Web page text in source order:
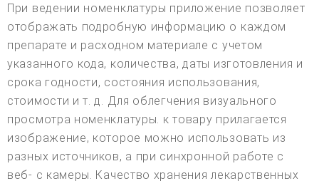
При ведении номенклатуры приложение позволяет
отображать подробную информацию о каждом
препарате и расходном материале с учетом
указанного кода, количества, даты изготовления и
срока годности, состояния использования,
стоимости и т. д. Для облегчения визуального
просмотра номенклатуры. к товару прилагается
изображение, которое можно использовать из
разных источников, а при синхронной работе с
веб- с камеры. Качество хранения лекарственных